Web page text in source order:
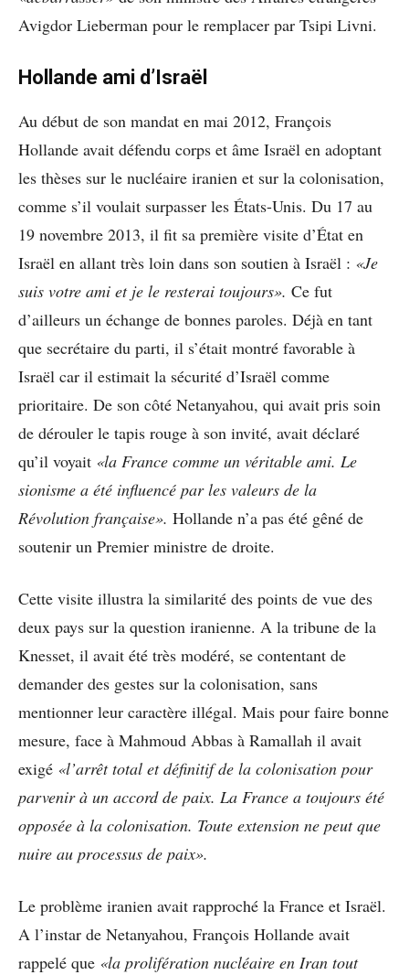
Avigdor Lieberman pour le remplacer par Tsipi Livni.
Hollande ami d’Israël
Au début de son mandat en mai 2012, François
Hollande avait défendu corps et âme Israël en adoptant
les thèses sur le nucléaire iranien et sur la colonisation,
comme s’il voulait surpasser les États-Unis. Du 17 au
19 novembre 2013, il fit sa première visite d’État en
Israël en allant très loin dans son soutien à Israël : «Je
suis votre ami et je le resterai toujours». Ce fut
d’ailleurs un échange de bonnes paroles. Déjà en tant
que secrétaire du parti, il s’était montré favorable à
Israël car il estimait la sécurité d’Israël comme
prioritaire. De son côté Netanyahou, qui avait pris soin
de dérouler le tapis rouge à son invité, avait déclaré
qu’il voyait «la France comme un véritable ami. Le
sionisme a été influencé par les valeurs de la
Révolution française». Hollande n’a pas été gêné de
soutenir un Premier ministre de droite.
Cette visite illustra la similarité des points de vue des
deux pays sur la question iranienne. A la tribune de la
Knesset, il avait été très modéré, se contentant de
demander des gestes sur la colonisation, sans
mentionner leur caractère illégal. Mais pour faire bonne
mesure, face à Mahmoud Abbas à Ramallah il avait
exigé «l’arrêt total et définitif de la colonisation pour
parvenir à un accord de paix. La France a toujours été
opposée à la colonisation. Toute extension ne peut que
nuire au processus de paix».
Le problème iranien avait rapproché la France et Israël.
A l’instar de Netanyahou, François Hollande avait
rappelé que «la prolifération nucléaire en Iran tout